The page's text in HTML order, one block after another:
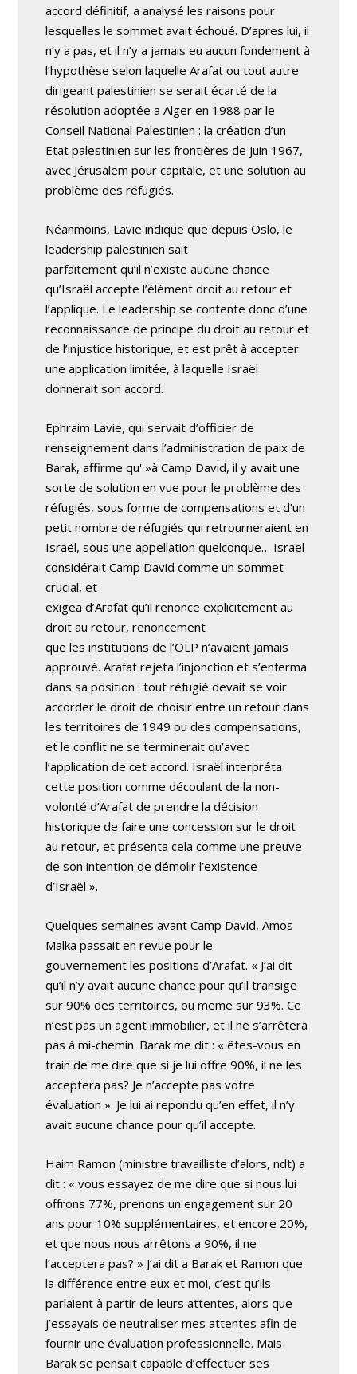
accord définitif, a analysé les raisons pour
lesquelles le sommet avait échoué. D’apres lui, il
n’y a pas, et il n’y a jamais eu aucun fondement à
l’hypothèse selon laquelle Arafat ou tout autre
dirigeant palestinien se serait écarté de la
résolution adoptée a Alger en 1988 par le
Conseil National Palestinien : la création d’un
Etat palestinien sur les frontières de juin 1967,
avec Jérusalem pour capitale, et une solution au
problème des réfugiés.
Néanmoins, Lavie indique que depuis Oslo, le
leadership palestinien sait
parfaitement qu’il n’existe aucune chance
qu’Israël accepte l’élément droit au retour et
l’applique. Le leadership se contente donc d’une
reconnaissance de principe du droit au retour et
de l’injustice historique, et est prêt à accepter
une application limitée, à laquelle Israël
donnerait son accord.
Ephraim Lavie, qui servait d’officier de
renseignement dans l’administration de paix de
Barak, affirme qu' »à Camp David, il y avait une
sorte de solution en vue pour le problème des
réfugiés, sous forme de compensations et d’un
petit nombre de réfugiés qui retrourneraient en
Israël, sous une appellation quelconque… Israel
considérait Camp David comme un sommet
crucial, et
exigea d’Arafat qu’il renonce explicitement au
droit au retour, renoncement
que les institutions de l’OLP n’avaient jamais
approuvé. Arafat rejeta l’injonction et s’enferma
dans sa position : tout réfugié devait se voir
accorder le droit de choisir entre un retour dans
les territoires de 1949 ou des compensations,
et le conflit ne se terminerait qu’avec
l’application de cet accord. Israël interpréta
cette position comme découlant de la non-
volonté d’Arafat de prendre la décision
historique de faire une concession sur le droit
au retour, et présenta cela comme une preuve
de son intention de démolir l’existence
d’Israël ».
Quelques semaines avant Camp David, Amos
Malka passait en revue pour le
gouvernement les positions d’Arafat. « J’ai dit
qu’il n’y avait aucune chance pour qu’il transige
sur 90% des territoires, ou meme sur 93%. Ce
n’est pas un agent immobilier, et il ne s’arrêtera
pas à mi-chemin. Barak me dit : « êtes-vous en
train de me dire que si je lui offre 90%, il ne les
acceptera pas? Je n’accepte pas votre
évaluation ». Je lui ai repondu qu’en effet, il n’y
avait aucune chance pour qu’il accepte.
Haim Ramon (ministre travailliste d’alors, ndt) a
dit : « vous essayez de me dire que si nous lui
offrons 77%, prenons un engagement sur 20
ans pour 10% supplémentaires, et encore 20%,
et que nous nous arrêtons a 90%, il ne
l’acceptera pas? » J’ai dit a Barak et Ramon que
la différence entre eux et moi, c’est qu’ils
parlaient à partir de leurs attentes, alors que
j’essayais de neutraliser mes attentes afin de
fournir une évaluation professionnelle. Mais
Barak se pensait capable d’effectuer ses